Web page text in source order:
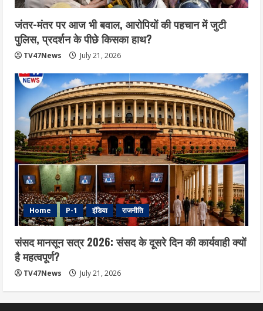
जंतर-मंतर पर आज भी बवाल, आरोपियों की पहचान में जुटी
पुलिस, प्रदर्शन के पीछे किसका हाथ?
TV47News July 21, 2026
Home P-1 इंडिया राजनीति
संसद मानसून सत्र 2026: संसद के दूसरे दिन की कार्यवाही क्यों
है महत्वपूर्ण?
TV47News July 21, 2026